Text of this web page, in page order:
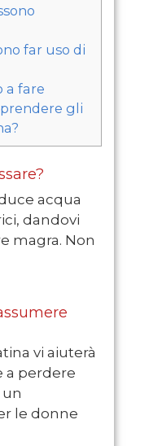
far uso di
a fare
gli
acqua
dandovi
magra. Non
vi aiuterà
a perdere
un
le donne